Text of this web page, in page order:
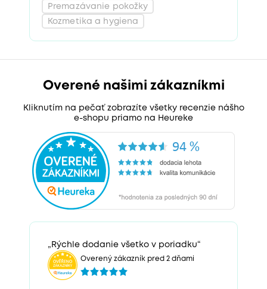
Kozmetika a hygiena
Kliknutím na pečať zobrazíte všetky recenzie nášho
Overený zákazník pred 2 dňami